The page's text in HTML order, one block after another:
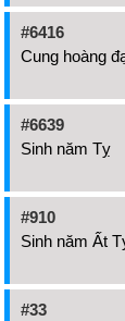
#6416
Cung hoàng
#6639
Sinh năm Tỵ
#910
Sinh năm Ất
#33